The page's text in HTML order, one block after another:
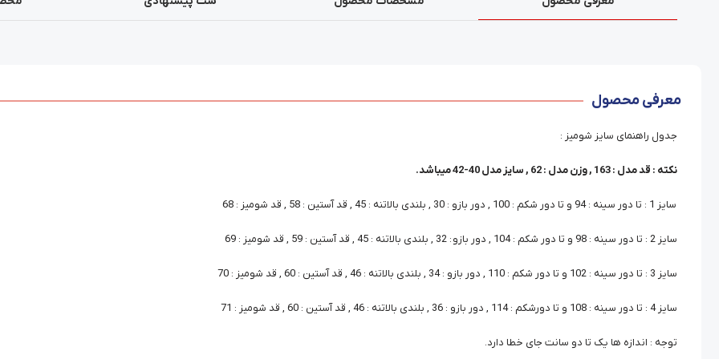
معرفی محصول
جدول راهنمای سایز شومیز :
نکته : قد مدل : 163 , وزن مدل : 62 , سایز مدل 40-42 میباشد.
سایز 1 : تا دور سینه : 94 و تا دور شکم : 100 , دور بازو : 30 , بلندی بالاتنه : 45 , قد آستین : 58 , قد شومیز : 68
سایز 2 : تا دور سینه : 98 و تا دور شکم : 104 , دور بازو : 32 , بلندی بالاتنه : 45 , قد آستین : 59 , قد شومیز : 69
سایز 3 : تا دور سینه : 102 و تا دور شکم : 110 , دور بازو : 34 , بلندی بالاتنه : 46 , قد آستین : 60 , قد شومیز : 70
سایز 4 : تا دور سینه : 108 و تا دورشکم : 114 , دور بازو : 36 , بلندی بالاتنه : 46 , قد آستین : 60 , قد شومیز : 71
توجه : اندازه ها یک تا دو سانت جای خطا دارد.